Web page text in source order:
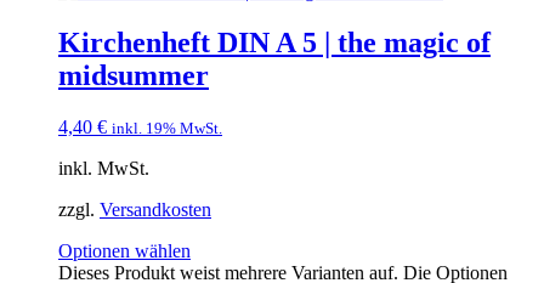
Kirchenheft DIN A 5 | the magic of
midsummer
4,40 € inkl. 19% MwSt.
inkl. MwSt.
zzgl. Versandkosten
Optionen wählen
Dieses Produkt weist mehrere Varianten auf. Die Optionen